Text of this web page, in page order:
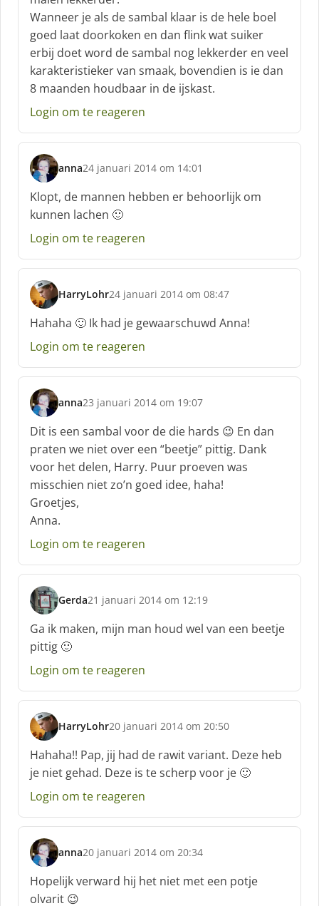
r
e
e
f
:
Wanneer je als de sambal klaar is de hele boel
goed laat doorkoken en dan flink wat suiker
erbij doet word de sambal nog lekkerder en veel
karakteristieker van smaak, bovendien is ie dan
8 maanden houdbaar in de ijskast.
Login om te reageren
anna
s
c
h
r
e
f
24 januari 2014 om 14:01
Klopt, de mannen hebben er behoorlijk om
kunnen lachen 🙂
Login om te reageren
HarryLohr
s
c
h
r
e
f
:
24 januari 2014 om 08:47
Hahaha 🙂 Ik had je gewaarschuwd Anna!
Login om te reageren
anna
s
c
h
r
e
e
f
:
23 januari 2014 om 19:07
Dit is een sambal voor de die hards 😉 En dan
praten we niet over een “beetje” pittig. Dank
voor het delen, Harry. Puur proeven was
misschien niet zo’n goed idee, haha!
Groetjes,
Anna.
Login om te reageren
Gerda
s
c
h
r
e
f
21 januari 2014 om 12:19
Ga ik maken, mijn man houd wel van een beetje
pittig 🙂
Login om te reageren
HarryLohr
s
c
h
r
e
f
20 januari 2014 om 20:50
Hahaha!! Pap, jij had de rawit variant. Deze heb
je niet gehad. Deze is te scherp voor je 🙂
Login om te reageren
anna
s
c
h
20 januari 2014 om 20:34
Hopelijk verward hij het niet met een potje
olvarit 😉